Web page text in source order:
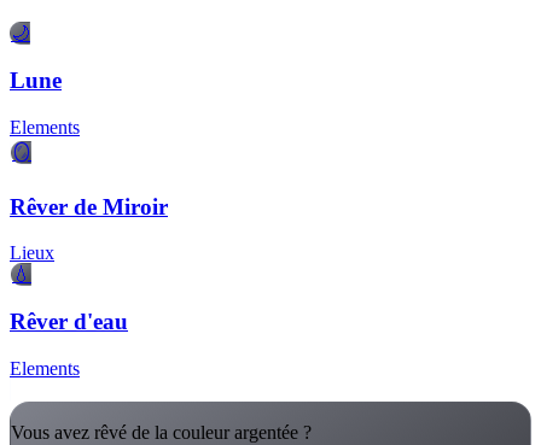
🌙
Lune
Elements
🪞
Rêver de Miroir
Lieux
💧
Rêver d'eau
Elements
Vous avez rêvé de la couleur argentée ?